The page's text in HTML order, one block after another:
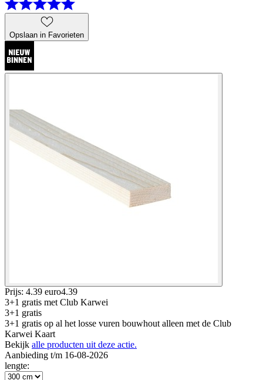
Opslaan in Favorieten
Prijs: 4.39 euro4.39
3+1 gratis met Club Karwei
3+1 gratis
3+1 gratis op al het losse vuren bouwhout alleen met de Club
Karwei Kaart
Bekijk alle producten uit deze actie.
Aanbieding t/m 16-08-2026
lengte: